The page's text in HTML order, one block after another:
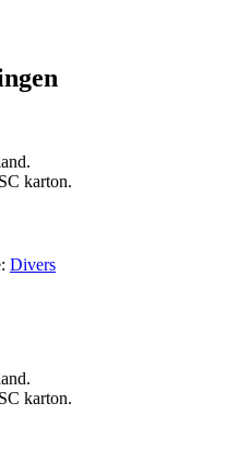
karton.
Divers
karton.